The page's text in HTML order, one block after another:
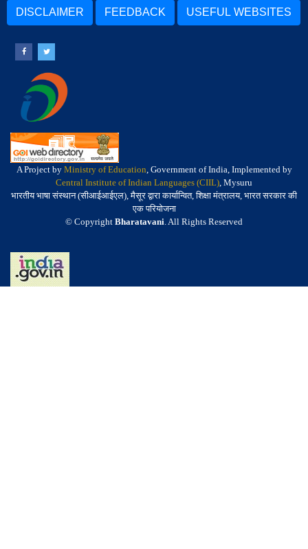
DISCLAIMER FEEDBACK USEFUL WEBSITES
A Project by Ministry of Education, Government of India, Implemented by
Central Institute of Indian Languages (CIIL), Mysuru
भारतीय भाषा संस्थान (सीआईआईएल), मैसूर द्वारा कार्यान्वित, शिक्षा मंत्रालय, भारत सरकार की
एक परियोजना
© Copyright Bharatavani. All Rights Reserved